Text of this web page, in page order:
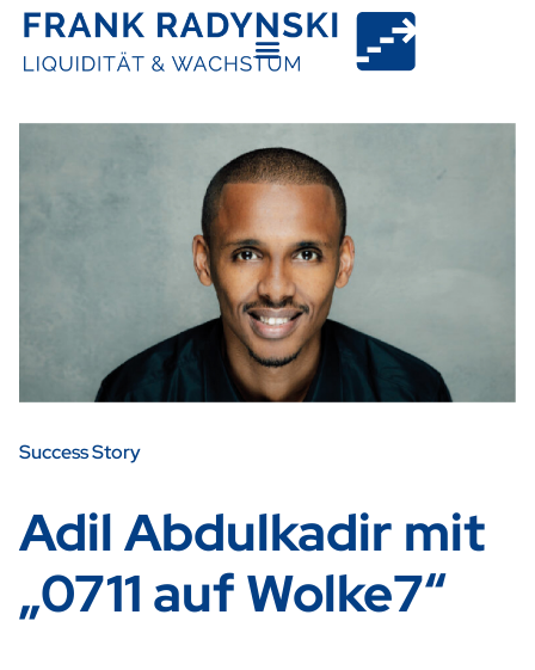
Success Story
Adil Abdulkadir mit
„0711 auf Wolke7“